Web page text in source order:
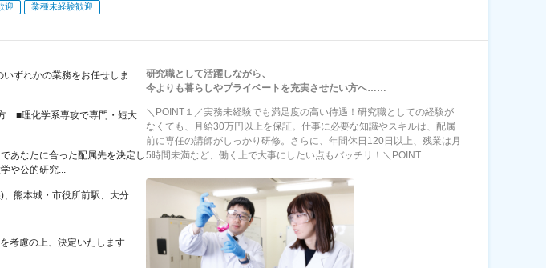
迎 業種未経験歓迎
いずれかの業務をお任せしま
■理化学系専攻で専門・短大
あなたに合った配属先を決定し
や公的研究...
熊本城・市役所前駅、大分
考慮の上、決定いたします
研究職として活躍しながら、
今よりも暮らしやプライベートを充実させたい方へ……
＼POINT１／実務未経験でも満足度の高い待遇！研究職としての経験が
なくても、月給30万円以上を保証。仕事に必要な知識やスキルは、配属
前に専任の講師がしっかり研修。さらに、年間休日120日以上、残業は月
5時間未満など、働く上で大事にしたい点もバッチリ！＼POINT...